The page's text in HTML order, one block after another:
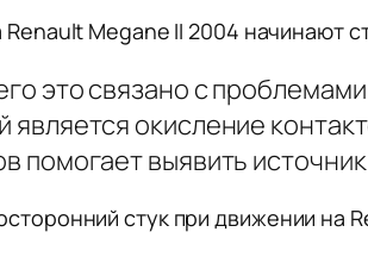
Megane II 2004 начинают
это связано с
является окисление
помогает выявить
стук при движении на